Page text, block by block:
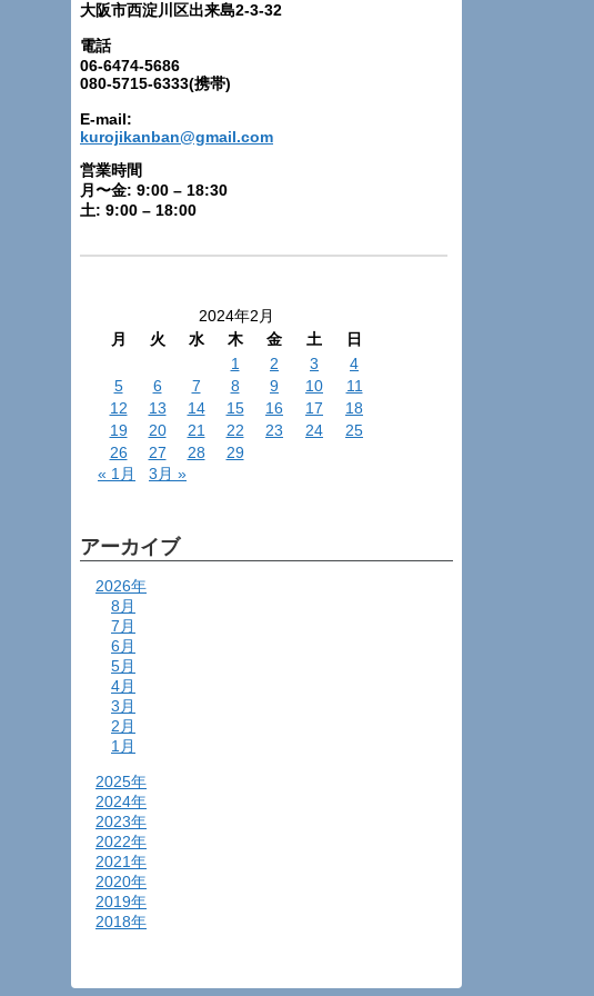
大阪市西淀川区出来島2-3-32
電話
06-6474-5686
080-5715-6333(携帯)
E-mail:
kurojikanban@gmail.com
営業時間
月〜金: 9:00 – 18:30
土: 9:00 – 18:00
2024年2月
月
火 水 木 金 土
日
1
2 3
4
5
6 7 8 9 10
11
12
13 14 15 16 17
18
19
20 21 22 23 24
25
26
27 28
29
« 1月
3月 »
アーカイブ
2026年
8月
7月
6月
5月
4月
3月
2月
1月
2025年
2024年
2023年
2022年
2021年
2020年
2019年
2018年